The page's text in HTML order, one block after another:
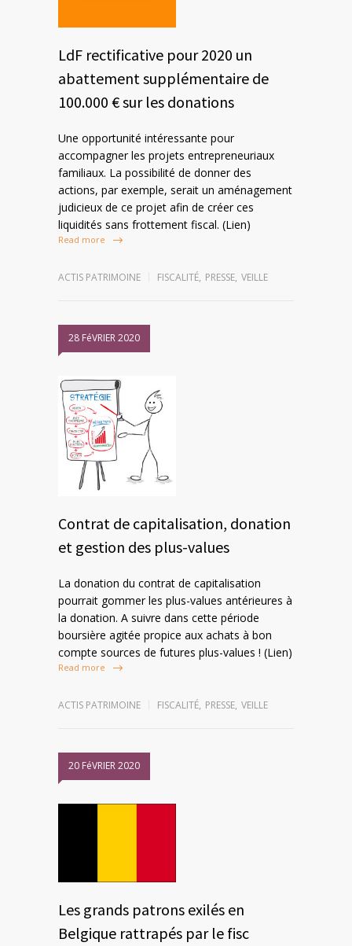
LdF rectificative pour 2020 un
abattement supplémentaire de
100.000 € sur les donations
Une opportunité intéressante pour
accompagner les projets entrepreneuriaux
familiaux. La possibilité de donner des
actions, par exemple, serait un aménagement
judicieux de ce projet afin de créer ces
liquidités sans frottement fiscal. (Lien)
Read more
ACTIS PATRIMOINE FISCALITÉ, PRESSE, VEILLE
28 FéVRIER 2020
Contrat de capitalisation, donation
et gestion des plus-values
La donation du contrat de capitalisation
pourrait gommer les plus-values antérieures à
la donation. A suivre dans cette période
boursière agitée propice aux achats à bon
compte sources de futures plus-values ! (Lien)
Read more
ACTIS PATRIMOINE FISCALITÉ, PRESSE, VEILLE
20 FéVRIER 2020
Les grands patrons exilés en
Belgique rattrapés par le fisc